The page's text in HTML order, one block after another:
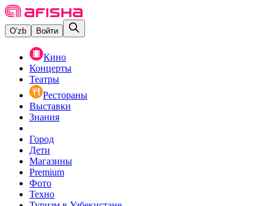
O‘zb Войти
Кино
Концерты
Театры
Рестораны
Выставки
Знания
Город
Дети
Магазины
Premium
Фото
Техно